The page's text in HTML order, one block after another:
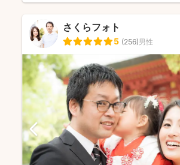
さくらフォト
5 (256)男性